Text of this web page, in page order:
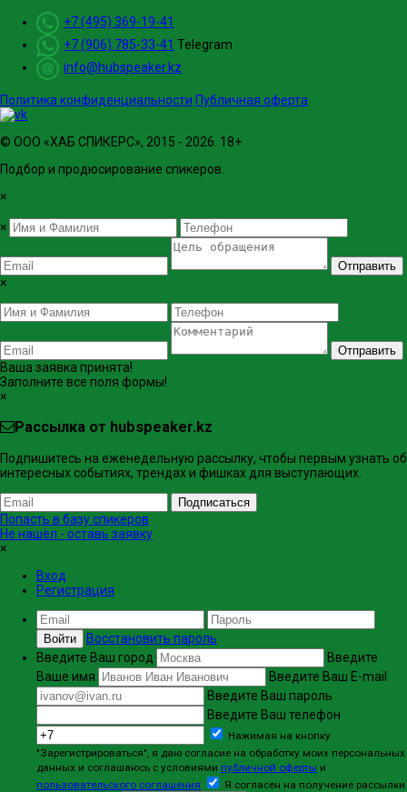
+7 (495) 369-19-41
+7 (906) 785-33-41 Telegram
info@hubspeaker.kz
Политика конфиденциальности Публичная оферта
© ООО «ХАБ СПИКЕРС», 2015 - 2026. 18+
Подбор и продюсирование спикеров.
×
×
Отправить
×
Отправить
Ваша заявка принята!
Заполните все поля формы!
×
Рассылка от hubspeaker.kz
Подпишитесь на еженедельную рассылку, чтобы первым узнать об
интересных событиях, трендах и фишках ​для выступающих.
Подписаться
Попасть в базу спикеров
Не нашёл - оставь заявку
×
Вход
Регистрация
Войти
Восстановить пароль
Введите Ваш город
Введите
Ваше имя
Введите Ваш E-mail
Введите Ваш пароль
Введите Ваш телефон
Нажимая на кнопку
"Зарегистрироваться", я даю согласие на обработку моих персональных
данных и соглашаюсь с условиями публичной оферты и
пользовательского соглашения
Я согласен на получение рассылки